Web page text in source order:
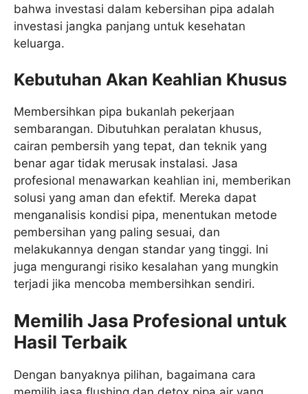
bahwa investasi dalam kebersihan pipa adalah
investasi jangka panjang untuk kesehatan
keluarga.
Kebutuhan Akan Keahlian Khusus
Membersihkan pipa bukanlah pekerjaan
sembarangan. Dibutuhkan peralatan khusus,
cairan pembersih yang tepat, dan teknik yang
benar agar tidak merusak instalasi. Jasa
profesional menawarkan keahlian ini, memberikan
solusi yang aman dan efektif. Mereka dapat
menganalisis kondisi pipa, menentukan metode
pembersihan yang paling sesuai, dan
melakukannya dengan standar yang tinggi. Ini
juga mengurangi risiko kesalahan yang mungkin
terjadi jika mencoba membersihkan sendiri.
Memilih Jasa Profesional untuk
Hasil Terbaik
Dengan banyaknya pilihan, bagaimana cara